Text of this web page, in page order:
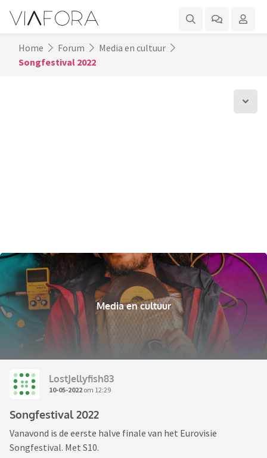
Home Forum
Media en cultuur
Songfestival 2022
Media en cultuur
LostJellyfish83
10-05-2022 om 12:29
Songfestival 2022
Vanavond is de eerste halve finale van het Eurovisie
Songfestival. Met S10.